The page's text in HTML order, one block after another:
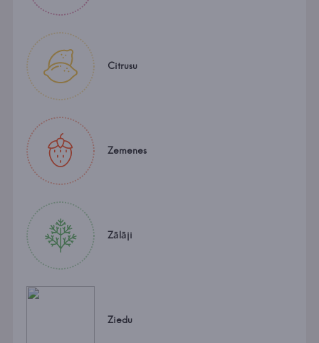
Citrusu
Zemenes
Zālāji
Ziedu